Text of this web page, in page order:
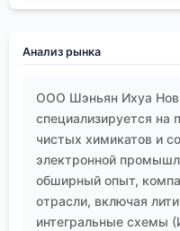
чистотой, между
ограничениями. Для
работающих на стыке
это ежедневная
пожалуй, в том, что
растворителя не
подобранный
Анализ рынка
ООО Шэньян Ихуа
специализируется на
чистых химикатов и
электронной
обширный опыт,
отрасли, включая
интегральные схемы